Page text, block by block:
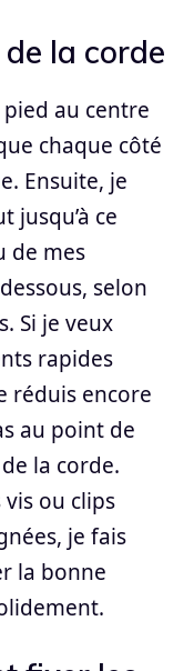
la corde
au centre
chaque côté
Ensuite, je
jusqu’à ce
de mes
selon
Si je veux
rapides
réduis encore
au point de
la corde.
ou clips
je fais
la bonne